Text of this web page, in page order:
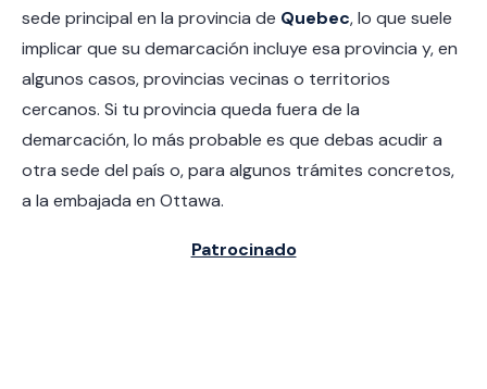
sede principal en la provincia de Quebec, lo que suele
implicar que su demarcación incluye esa provincia y, en
algunos casos, provincias vecinas o territorios
cercanos. Si tu provincia queda fuera de la
demarcación, lo más probable es que debas acudir a
otra sede del país o, para algunos trámites concretos,
a la embajada en Ottawa.